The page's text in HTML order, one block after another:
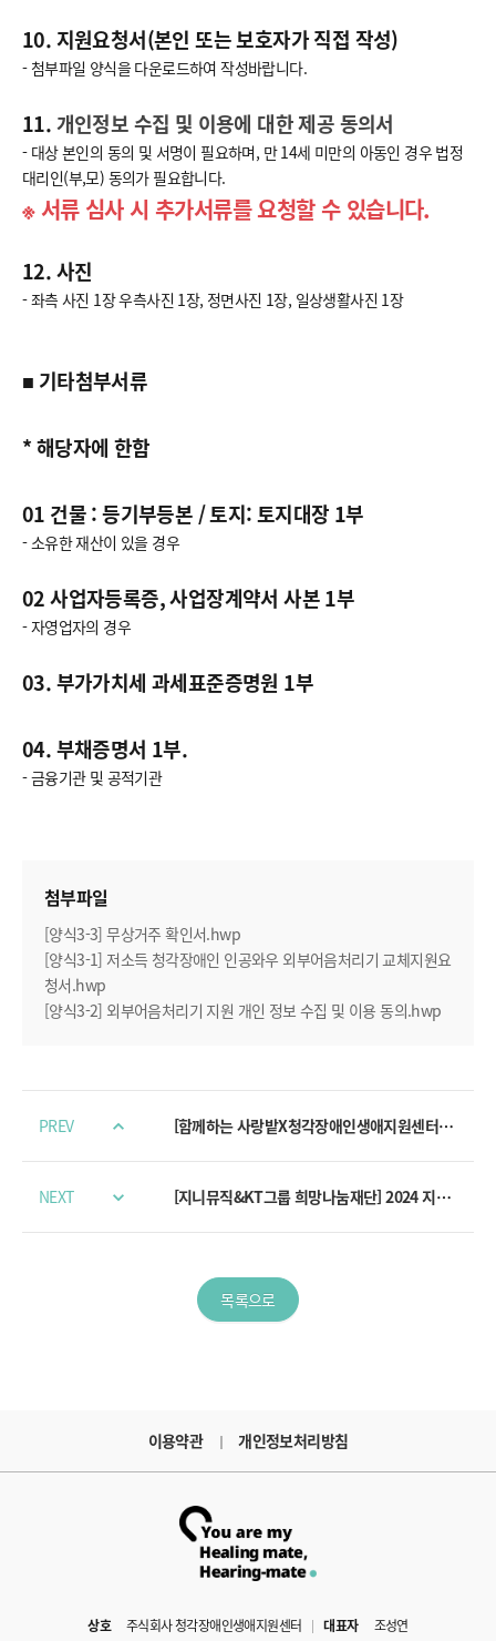
10. 지원요청서(본인 또는 보호자가 직접 작성)
- 첨부파일 양식을 다운로드하여 작성바랍니다.
11.개인정보 수집 및 이용에 대한 제공 동의서
- 대상 본인의 동의 및 서명이 필요하며, 만 14세 미만의 아동인 경우 법정
대리인(부,모) 동의가 필요합니다.
※ 서류 심사 시 추가서류를 요청할 수 있습니다.
12. 사진
- 좌측 사진 1장 우측사진 1장, 정면사진 1장, 일상생활사진 1장
■ 기타첨부서류
* 해당자에 한함
01 건물 : 등기부등본 / 토지: 토지대장 1부
- 소유한 재산이 있을 경우
02 사업자등록증, 사업장계약서 사본 1부
- 자영업자의 경우
03. 부가가치세 과세표준증명원 1부
04. 부채증명서 1부.
- 금융기관 및 공적기관
첨부파일
[양식3-3] 무상거주 확인서.hwp
[양식3-1] 저소득 청각장애인 인공와우 외부어음처리기 교체지원요
청서.hwp
[양식3-2] 외부어음처리기 지원 개인 정보 수집 및 이용 동의.hwp
PREV [함께하는 사랑밭X청각장애인생애지원센터] 청각장애인 의료비 지원사업 - [양식2] 저소득 청각장애인 인공와우 언어재활치료비 지원요청서
NEXT [지니뮤직&KT그룹 희망나눔재단] 2024 지니뮤직과 함께하는 소리찾기 지원사업 신청서 양식 및 구비서류 안내
목록으로
이용약관 개인정보처리방침
상호 주식회사 청각장애인생애지원센터 대표자 조성연